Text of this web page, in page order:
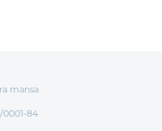
mansa
0001-84